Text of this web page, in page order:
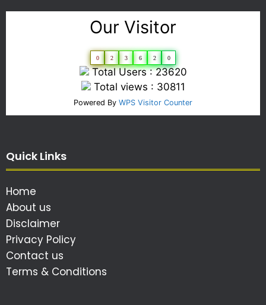
Our Visitor
0 2 3 6 2 0
Total Users : 23620
Total views : 30811
Powered By WPS Visitor Counter
Quick Links
Home
About us
Disclaimer
Privacy Policy
Contact us
Terms & Conditions